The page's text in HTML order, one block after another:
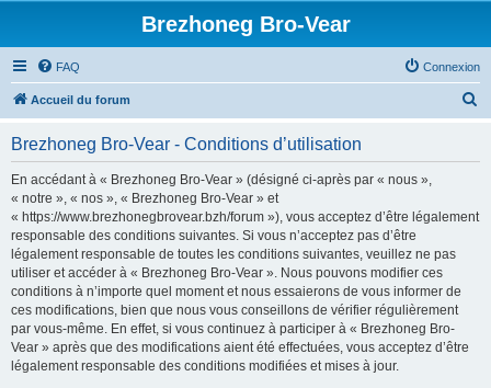
Brezhoneg Bro-Vear
FAQ Connexion
Accueil du forum
Brezhoneg Bro-Vear - Conditions d’utilisation
En accédant à « Brezhoneg Bro-Vear » (désigné ci-après par « nous »,
« notre », « nos », « Brezhoneg Bro-Vear » et
« https://www.brezhonegbrovear.bzh/forum »), vous acceptez d’être légalement
responsable des conditions suivantes. Si vous n’acceptez pas d’être
légalement responsable de toutes les conditions suivantes, veuillez ne pas
utiliser et accéder à « Brezhoneg Bro-Vear ». Nous pouvons modifier ces
conditions à n’importe quel moment et nous essaierons de vous informer de
ces modifications, bien que nous vous conseillons de vérifier régulièrement
par vous-même. En effet, si vous continuez à participer à « Brezhoneg Bro-
Vear » après que des modifications aient été effectuées, vous acceptez d’être
légalement responsable des conditions modifiées et mises à jour.